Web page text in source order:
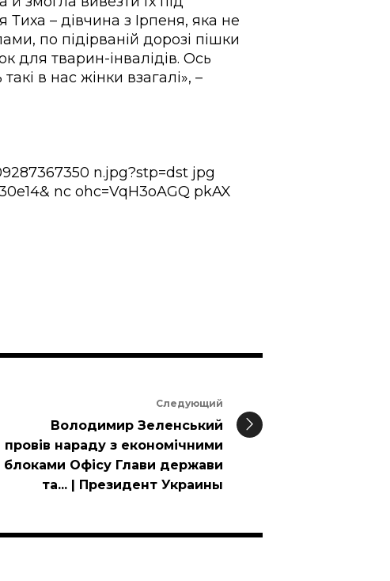
– дівчина з Ірпеня, яка не
по підірваній дорозі пішки
для тварин-інвалідів. Ось
в нас жінки взагалі», –
Следующий
Володимир Зеленський
провів нараду з економічними
блоками Офісу Глави держави
та... | Президент Украины